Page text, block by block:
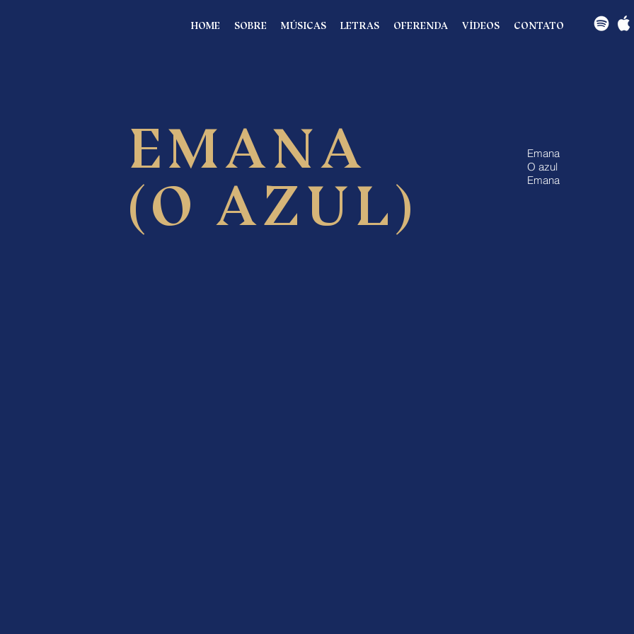
HOME SOBRE MÚSICAS LETRAS OFERENDA VÍDEOS CONTATO
EMANA
(O AZUL)
Emana
O azul
Emana